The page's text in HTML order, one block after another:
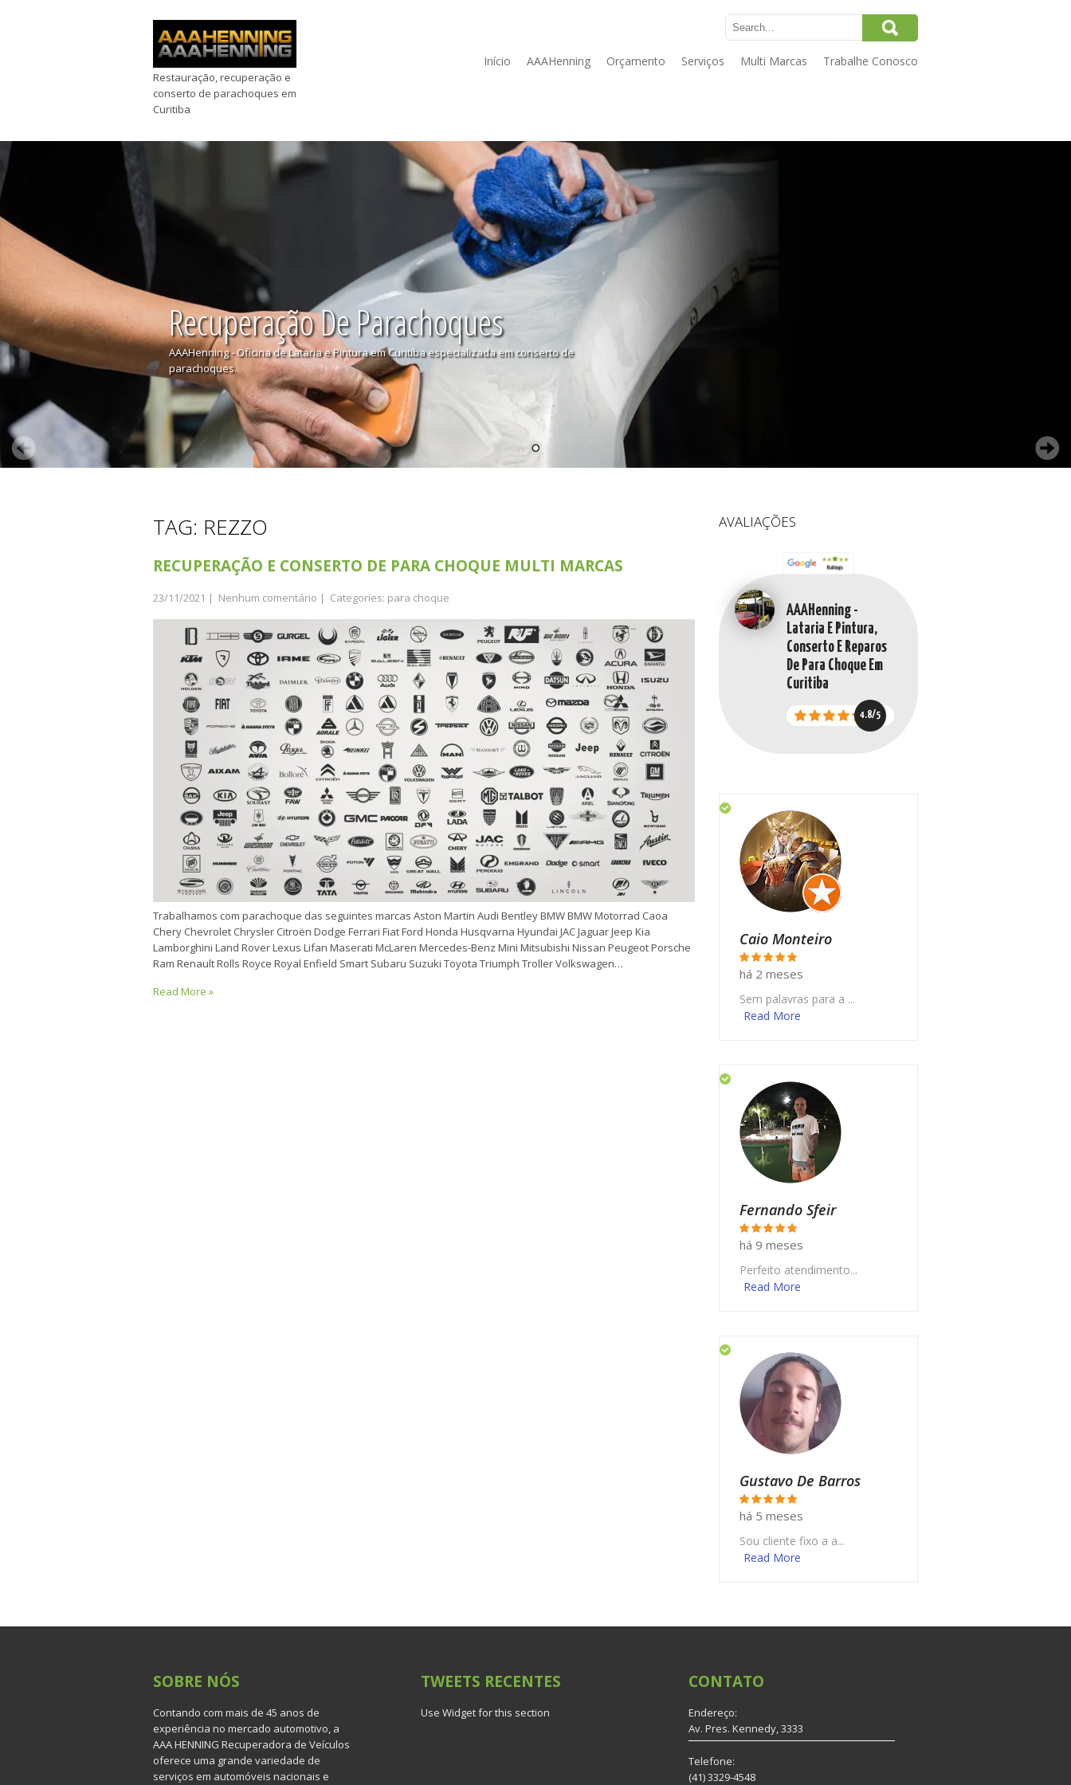
Restauração, recuperação e
conserto de parachoques em
Curitiba
Início AAAHenning Orçamento Serviços Multi Marcas Trabalhe Conosco
Recuperação De Parachoques
AAAHenning - Oficina de Lataria e Pintura em Curitiba especializada em conserto de
parachoques.
TAG: REZZO
RECUPERAÇÃO E CONSERTO DE PARA CHOQUE MULTI MARCAS
23/11/2021 | Nenhum comentário | Categories: para choque
Trabalhamos com parachoque das seguintes marcas Aston Martin Audi Bentley BMW BMW Motorrad Caoa
Chery Chevrolet Chrysler Citroën Dodge Ferrari Fiat Ford Honda Husqvarna Hyundai JAC Jaguar Jeep Kia
Lamborghini Land Rover Lexus Lifan Maserati McLaren Mercedes-Benz Mini Mitsubishi Nissan Peugeot Porsche
Ram Renault Rolls Royce Royal Enfield Smart Subaru Suzuki Toyota Triumph Troller Volkswagen…
Read More »
AVALIAÇÕES
AAAHenning -
Lataria E Pintura,
Conserto E Reparos
De Para Choque Em
Curitiba
4.8/5
Caio Monteiro
há 2 meses
Sem palavras para a ...
Read More
Fernando Sfeir
há 9 meses
Perfeito atendimento...
Read More
Gustavo De Barros
há 5 meses
Sou cliente fixo a a...
Read More
SOBRE NÓS
Contando com mais de 45 anos de
experiência no mercado automotivo, a
AAA HENNING Recuperadora de Veículos
oferece uma grande variedade de
serviços em automóveis nacionais e
TWEETS RECENTES
Use Widget for this section
CONTATO
Endereço:
Av. Pres. Kennedy, 3333
Telefone:
(41) 3329-4548